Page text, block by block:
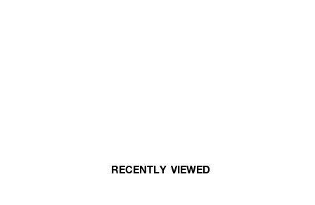
RECENTLY VIEWED